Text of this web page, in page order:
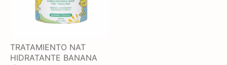
HIDRATANTE BANANA
₡ 8.900